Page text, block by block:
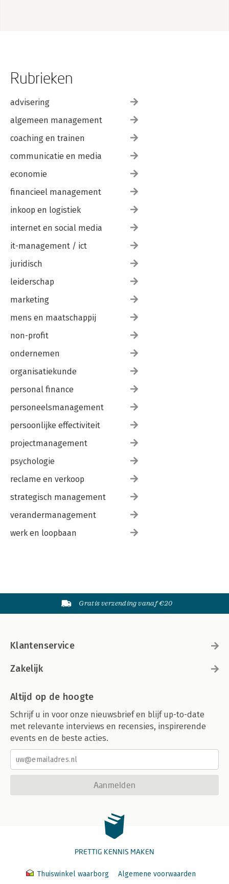
Rubrieken
advisering
algemeen management
coaching en trainen
communicatie en media
economie
financieel management
inkoop en logistiek
internet en social media
it-management / ict
juridisch
leiderschap
marketing
mens en maatschappij
non-profit
ondernemen
organisatiekunde
personal finance
personeelsmanagement
persoonlijke effectiviteit
projectmanagement
psychologie
reclame en verkoop
strategisch management
verandermanagement
werk en loopbaan
Gratis verzending vanaf €20
Klantenservice
Zakelijk
Altijd op de hoogte
Schrijf u in voor onze nieuwsbrief en blijf up-to-date
met relevante interviews en recensies, inspirerende
events en de beste acties.
Aanmelden
PRETTIG KENNIS MAKEN
Thuiswinkel waarborg Algemene voorwaarden